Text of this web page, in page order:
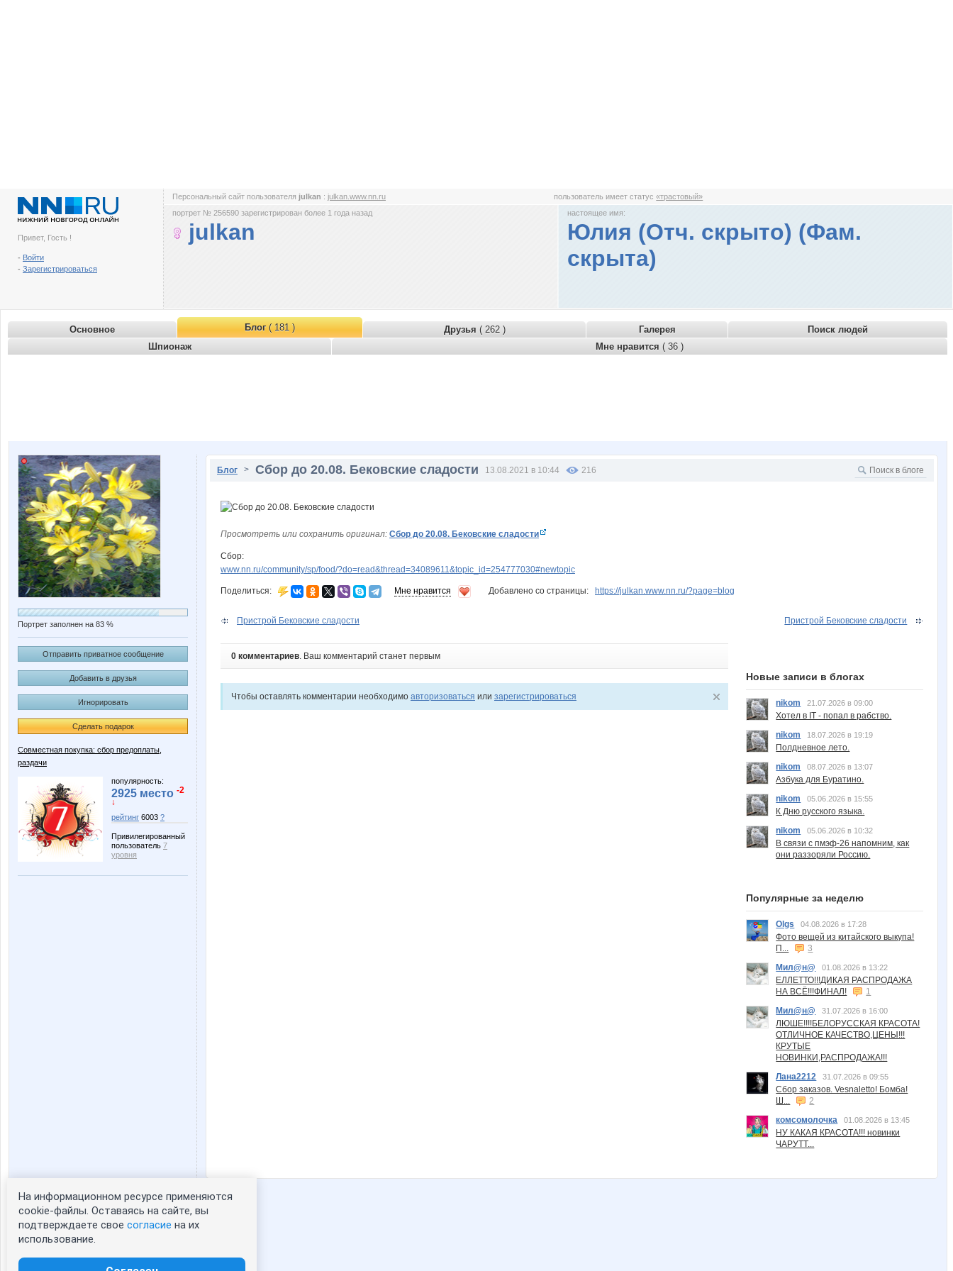
Привет, Гость !
- Войти
- Зарегистрироваться
Персональный сайт пользователя julkan : julkan.www.nn.ru пользователь имеет статус«трастовый»
портрет № 256590 зарегистрирован более 1 года назад
julkan
настоящее имя:
Юлия (Отч. скрыто) (Фам.
скрыта)
Основное Блог( 181 ) Друзья ( 262 ) Галерея
Поиск людей
Шпионаж
Мне нравится ( 36 )
Портрет заполнен на 83 %
Отправить приватное сообщение
Добавить в друзья
Игнорировать
Сделать подарок
Совместная покупка: сбор предоплаты,
раздачи
популярность:
2925 место -2
↓
рейтинг 6003 ?
Привилегированный
пользователь 7
уровня
Статистика портрета:
сейчас просматривают портрет - 0
зарегистрированные пользователи
Блог > Сбор до 20.08. Бековские сладости 13.08.2021 в 10:44 216
Просмотреть или сохранить оригинал: Сбор до 20.08. Бековские сладости
Сбор:
www.nn.ru/community/sp/food/?do=read&thread=34089611&topic_id=254777030#newtopic
Поделиться: Мне нравится Добавлено со страницы: https://julkan.www.nn.ru/?page=blog
Пристрой Бековские сладости Пристрой Бековские сладости
0 комментариев. Ваш комментарий станет первым
Чтобы оставлять комментарии необходимо авторизоваться или зарегистрироваться
Новые записи в блогах
nikom 21.07.2026 в 09:00
Хотел в IT - попал в рабство.
nikom
18.07.2026 в 19:19
Полдневное лето.
nikom
08.07.2026 в 13:07
Азбука для Буратино.
nikom
05.06.2026 в 15:55
К Дню русского языка.
nikom
05.06.2026 в 10:32
В связи с пмэф-26 напомним, как
они раззоряли Россию.
Популярные за неделю
Olgs 04.08.2026 в 17:28
Фото вещей из китайского выкупа!
П...
3
Мил@н@
01.08.2026 в 13:22
ЕЛЛЕТТО!!!ДИКАЯ РАСПРОДАЖА
НА ВСЁ!!!ФИНАЛ!
1
Мил@н@
31.07.2026 в 16:00
ЛЮШЕ!!!!БЕЛОРУССКАЯ КРАСОТА!
ОТЛИЧНОЕ КАЧЕСТВО,ЦЕНЫ!!!
КРУТЫЕ
НОВИНКИ,РАСПРОДАЖА!!!
Лана2212
31.07.2026 в 09:55
Сбор заказов. Vesnaletto! Бомба!
Ш...
2
комсомолочка
01.08.2026 в 13:45
НУ КАКАЯ КРАСОТА!!! новинки
ЧАРУТТ...
На информационном ресурсе применяются
cookie-файлы. Оставаясь на сайте, вы
подтверждаете свое согласие на их
использование.